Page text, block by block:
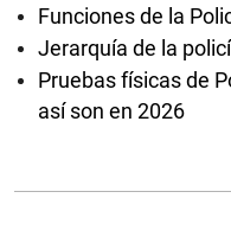
Funciones de la
Jerarquía de la
Pruebas físicas de
así son en 2026